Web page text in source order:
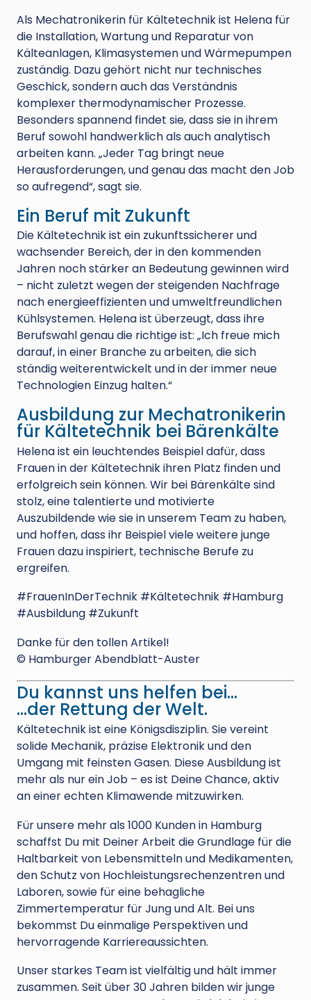
Als Mechatronikerin für Kältetechnik ist Helena für
die Installation, Wartung und Reparatur von
Kälteanlagen, Klimasystemen und Wärmepumpen
zuständig. Dazu gehört nicht nur technisches
Geschick, sondern auch das Verständnis
komplexer thermodynamischer Prozesse.
Besonders spannend findet sie, dass sie in ihrem
Beruf sowohl handwerklich als auch analytisch
arbeiten kann. „Jeder Tag bringt neue
Herausforderungen, und genau das macht den Job
so aufregend“, sagt sie.
Ein Beruf mit Zukunft
Die Kältetechnik ist ein zukunftssicherer und
wachsender Bereich, der in den kommenden
Jahren noch stärker an Bedeutung gewinnen wird
– nicht zuletzt wegen der steigenden Nachfrage
nach energieeffizienten und umweltfreundlichen
Kühlsystemen. Helena ist überzeugt, dass ihre
Berufswahl genau die richtige ist: „Ich freue mich
darauf, in einer Branche zu arbeiten, die sich
ständig weiterentwickelt und in der immer neue
Technologien Einzug halten.“
Ausbildung zur Mechatronikerin
für Kältetechnik bei Bärenkälte
Helena ist ein leuchtendes Beispiel dafür, dass
Frauen in der Kältetechnik ihren Platz finden und
erfolgreich sein können. Wir bei Bärenkälte sind
stolz, eine talentierte und motivierte
Auszubildende wie sie in unserem Team zu haben,
und hoffen, dass ihr Beispiel viele weitere junge
Frauen dazu inspiriert, technische Berufe zu
ergreifen.
#FrauenInDerTechnik #Kältetechnik #Hamburg
#Ausbildung #Zukunft
Danke für den tollen Artikel!
©️ Hamburger Abendblatt-Auster
Du kannst uns helfen bei…
…der Rettung der Welt.
Kältetechnik ist eine Königsdisziplin. Sie vereint
solide Mechanik, präzise Elektronik und den
Umgang mit feinsten Gasen. Diese Ausbildung ist
mehr als nur ein Job – es ist Deine Chance, aktiv
an einer echten Klimawende mitzuwirken.
Für unsere mehr als 1000 Kunden in Hamburg
schaffst Du mit Deiner Arbeit die Grundlage für die
Haltbarkeit von Lebensmitteln und Medikamenten,
den Schutz von Hochleistungsrechenzentren und
Laboren, sowie für eine behagliche
Zimmertemperatur für Jung und Alt. Bei uns
bekommst Du einmalige Perspektiven und
hervorragende Karriereaussichten.
Unser starkes Team ist vielfältig und hält immer
zusammen. Seit über 30 Jahren bilden wir junge